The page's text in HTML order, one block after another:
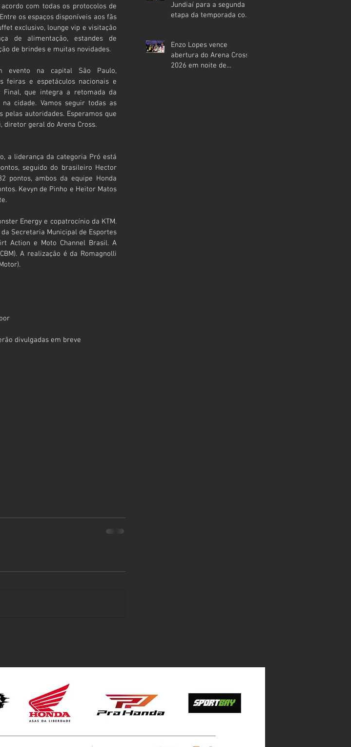
Jundiaí para a segunda
etapa da temporada com
Enzo Lopes vence
abertura do Arena Cross
2026 em noite de
com todas os protocolos de
os espaços disponíveis aos fãs
exclusivo, lounge vip e visitação
de alimentação, estandes de
de brindes e muitas novidades.
evento na capital São Paulo,
feiras e espetáculos nacionais e
Final, que integra a retomada da
cidade. Vamos seguir todas as
pelas autoridades. Esperamos que
diretor geral do Arena Cross.
a liderança da categoria Pró está
seguido do brasileiro Hector
pontos, ambos da equipe Honda
Kevyn de Pinho e Heitor Matos
Energy e copatrocínio da KTM.
Secretaria Municipal de Esportes
Action e Moto Channel Brasil. A
A realização é da Romagnolli
divulgadas em breve